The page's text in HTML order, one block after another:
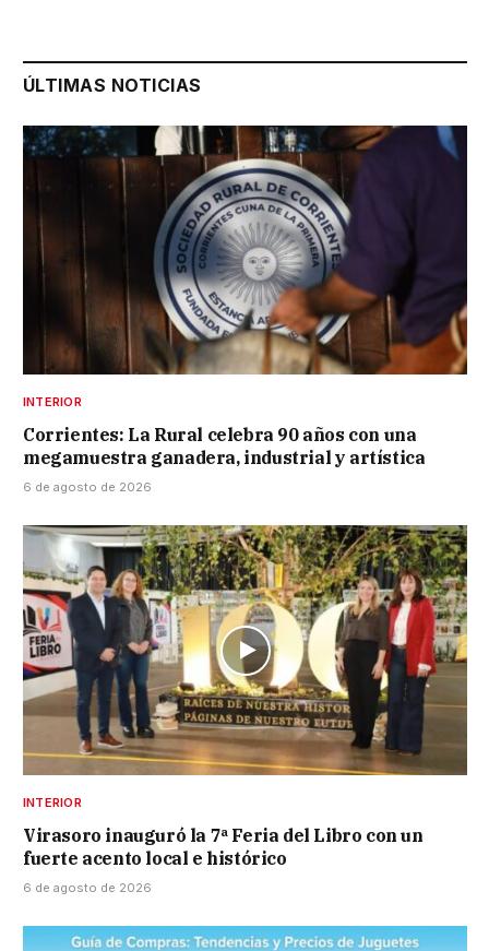
ÚLTIMAS NOTICIAS
INTERIOR
Corrientes: La Rural celebra 90 años con una
megamuestra ganadera, industrial y artística
6 de agosto de 2026
INTERIOR
Virasoro inauguró la 7ª Feria del Libro con un
fuerte acento local e histórico
6 de agosto de 2026